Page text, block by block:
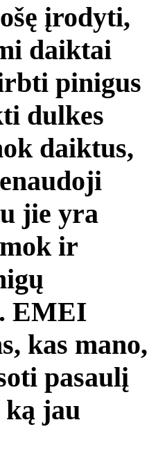
įrodyti,
daiktai
pinigus
dulkes
daiktus,
jie yra
ir
EMEI
kas mano,
pasaulį
jau